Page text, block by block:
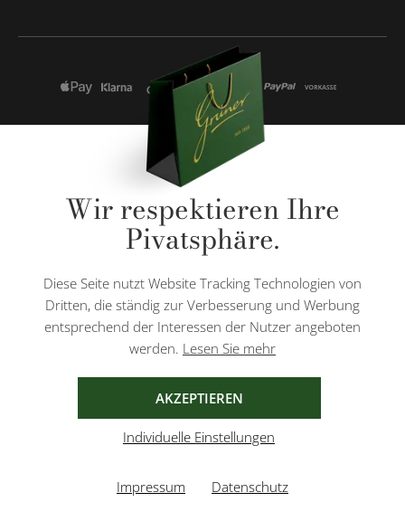
* Alle Preise inkl. gesetzl. Mehrwertsteuer zzgl.
Nachnahmegebühren, wenn nicht anders angegeben.
Diese Website ist durch reCAPTCHA geschützt und es gelten die
Wir respektieren Ihre
Pivatsphäre.
Diese Seite nutzt Website Tracking Technologien von
Dritten, die ständig zur Verbesserung und Werbung
entsprechend der Interessen der Nutzer angeboten
werden. Lesen Sie mehr
AKZEPTIEREN
Individuelle Einstellungen
Impressum Datenschutz